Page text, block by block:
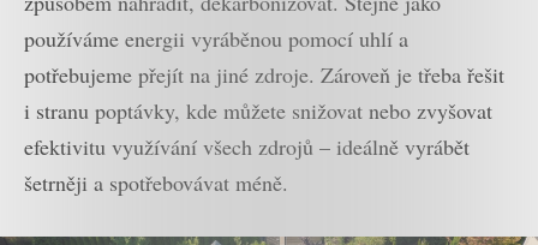
používáme energii vyráběnou pomocí uhlí a
potřebujeme přejít na jiné zdroje. Zároveň je třeba řešit
i stranu poptávky, kde můžete snižovat nebo zvyšovat
efektivitu využívání všech zdrojů – ideálně vyrábět
šetrněji a spotřebovávat méně.